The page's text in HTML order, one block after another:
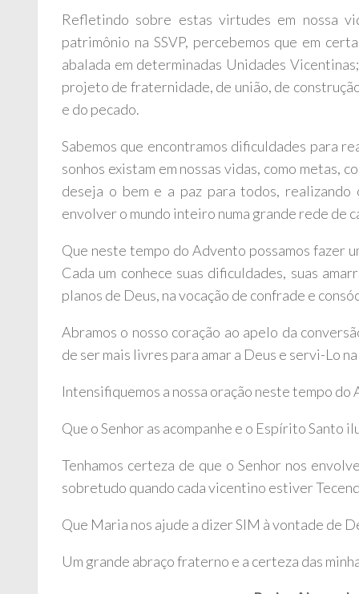
Refletindo sobre estas virtudes em nossa
patrimônio na SSVP, percebemos que em
abalada em determinadas Unidades
projeto de fraternidade, de união, de
e do pecado.
Sabemos que encontramos dificuldades para
sonhos existam em nossas vidas, como metas,
deseja o bem e a paz para todos,
envolver o mundo inteiro numa grande rede de
Que neste tempo do Advento possamos fazer
Cada um conhece suas dificuldades, suas
planos de Deus, na vocação de confrade e
Abramos o nosso coração ao apelo da
de ser mais livres para amar a Deus e servi-Lo
Intensifiquemos a nossa oração neste tempo do
Que o Senhor as acompanhe e o Espírito Santo
Tenhamos certeza de que o Senhor nos
sobretudo quando cada vicentino estiver
Que Maria nos ajude a dizer SIM à vontade de
Um grande abraço fraterno e a certeza das